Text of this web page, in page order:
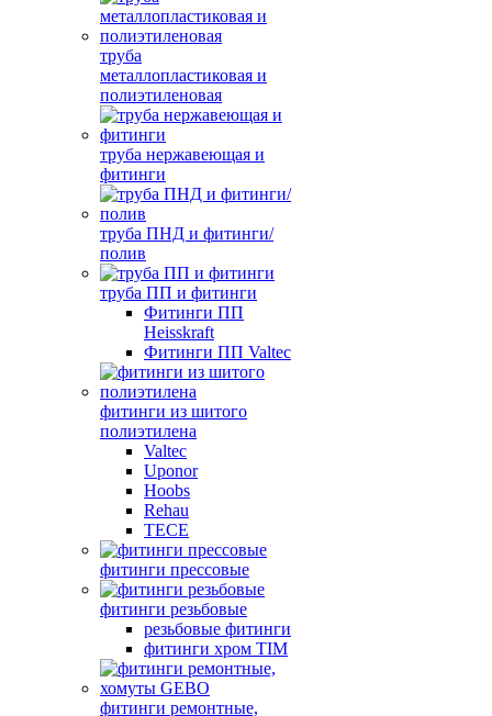
труба
металлопластиковая и
полиэтиленовая
труба нержавеющая и
фитинги
труба ПНД и фитинги/
полив
труба ПП и фитинги
Фитинги ПП
Heisskraft
Фитинги ПП Valtec
фитинги из шитого
полиэтилена
Valtec
Uponor
Hoobs
Rehau
TECE
фитинги прессовые
фитинги резьбовые
резьбовые фитинги
фитинги хром TIM
фитинги ремонтные,